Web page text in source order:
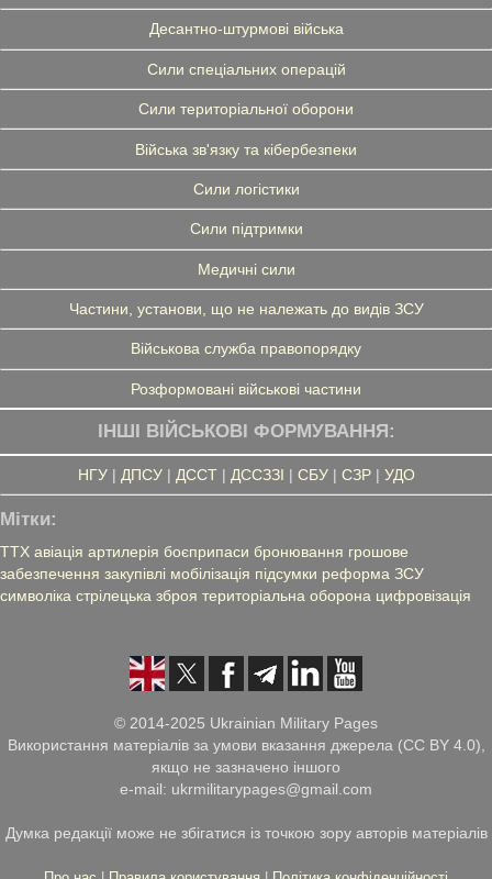
Десантно-штурмові війська
Сили спеціальних операцій
Сили територіальної оборони
Війська зв'язку та кібербезпеки
Сили логістики
Сили підтримки
Медичні сили
Частини, установи, що не належать до видів ЗСУ
Військова служба правопорядку
Розформовані військові частини
ІНШІ ВІЙСЬКОВІ ФОРМУВАННЯ:
НГУ| ДПСУ| ДССТ| ДССЗЗІ | СБУ| СЗР| УДО
Мітки:
ТТХ авіація артилерія боєприпаси бронювання грошове
забезпечення закупівлі мобілізація підсумки реформа ЗСУ
символіка стрілецька зброя територіальна оборона цифровізація
© 2014-2025 Ukrainian Military Pages
Використання матеріалів за умови вказання джерела (CC BY 4.0),
якщо не зазначено іншого
e-mail: ukrmilitarypages@gmail.com
Думка редакції може не збігатися із точкою зору авторів матеріалів